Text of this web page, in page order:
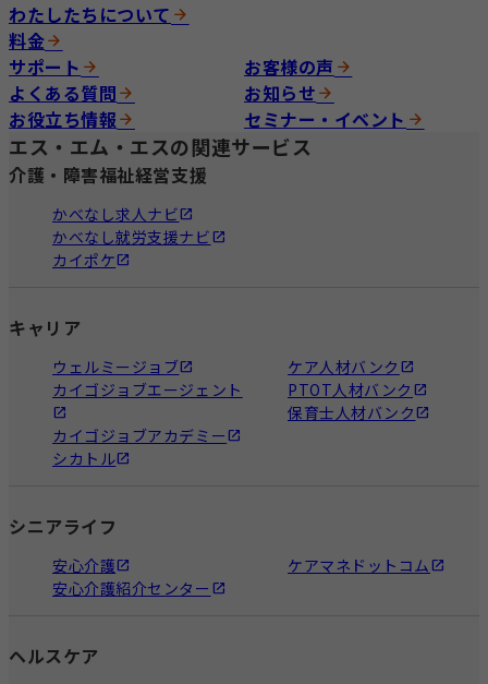
わたしたちについて
料金
サポート
お客様の声
よくある質問
お知らせ
お役立ち情報
セミナー・イベント
エス・エム・エスの関連サービス
介護・障害福祉経営支援
かべなし求人ナビ
かべなし就労支援ナビ
カイポケ
キャリア
ウェルミージョブ
カイゴジョブエージェント
カイゴジョブアカデミー
シカトル
ケア人材バンク
PTOT人材バンク
保育士人材バンク
シニアライフ
安心介護
安心介護紹介センター
ケアマネドットコム
ヘルスケア